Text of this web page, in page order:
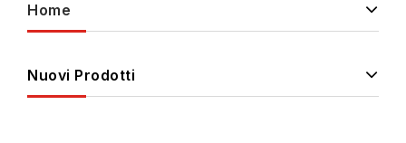
Home
Nuovi Prodotti